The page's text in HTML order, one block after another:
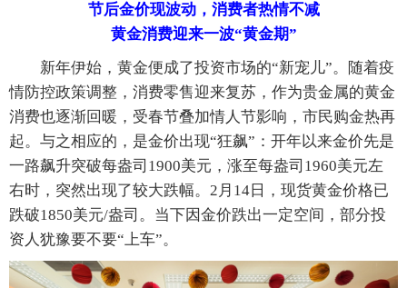
节后金价现波动，消费者热情不减
黄金消费迎来一波“黄金期”
新年伊始，黄金便成了投资市场的“新宠儿”。随着疫
情防控政策调整，消费零售迎来复苏，作为贵金属的黄金
消费也逐渐回暖，受春节叠加情人节影响，市民购金热再
起。与之相应的，是金价出现“狂飙”：开年以来金价先是
一路飙升突破每盎司1900美元，涨至每盎司1960美元左
右时，突然出现了较大跌幅。2月14日，现货黄金价格已
跌破1850美元/盎司。当下因金价跌出一定空间，部分投
资人犹豫要不要“上车”。